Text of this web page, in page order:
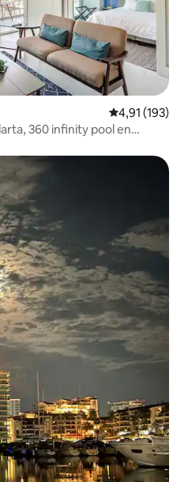
Gemiddelde
4,91 (193)
360 infinity pool en